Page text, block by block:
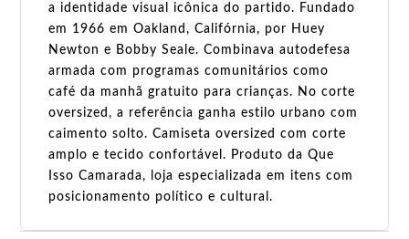
a identidade visual icônica do partido. Fundado
em 1966 em Oakland, Califórnia, por Huey
Newton e Bobby Seale. Combinava autodefesa
armada com programas comunitários como
café da manhã gratuito para crianças. No corte
oversized, a referência ganha estilo urbano com
caimento solto. Camiseta oversized com corte
amplo e tecido confortável. Produto da Que
Isso Camarada, loja especializada em itens com
posicionamento político e cultural.